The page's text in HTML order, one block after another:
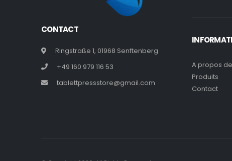
CONTACT
Ringstraße 1, 01968 Senftenberg
+49 160 979 116 53
tablettpressstore@gmail.com
A propos
Produits
Contact